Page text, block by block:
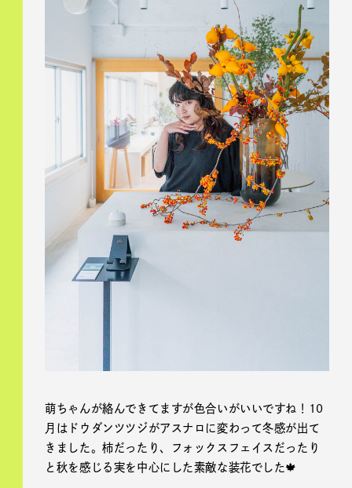
萌ちゃんが絡んできてますが色合いがいいですね！10
月はドウダンツツジがアスナロに変わって冬感が出て
きました。柿だったり、フォックスフェイスだったり
と秋を感じる実を中心にした素敵な装花でした🍁